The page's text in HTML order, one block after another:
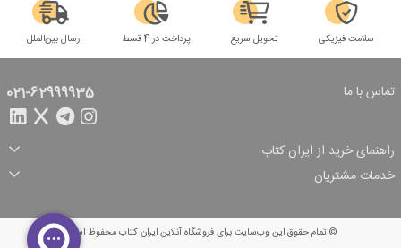
سلامت فیزیکی تحویل سریع پرداخت در 4 قسط ارسال بین‌الملل
تماس با ما 021-62999935
راهنمای خرید از ایران کتاب
ثبت سفارش
شرایط ارسال سفارش
شیوه پرداخت
تخفیف‌های خرید
خدمات مشتریان
© تمام حقوق این وب‌سایت برای فروشگاه آنلاین ایران کتاب محفوظ است.